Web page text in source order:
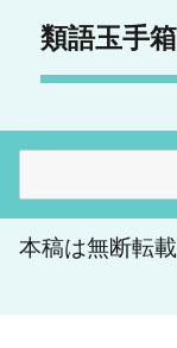
類語玉手箱
索:
本稿は無断転